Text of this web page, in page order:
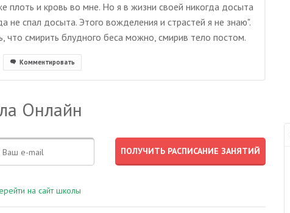
плоть и кровь во мне. Но я в жизни своей никогда досыта
не спал досыта. Этого вожделения и страстей я не знаю".
что смирить блудного беса можно, смирив тело постом.
Комментировать
Онлайн
на сайт школы